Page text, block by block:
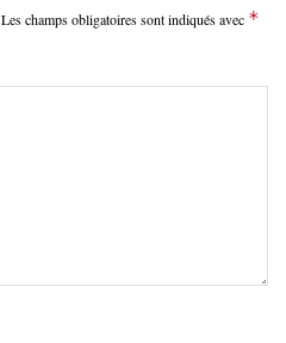
Les champs obligatoires sont indiqués avec *